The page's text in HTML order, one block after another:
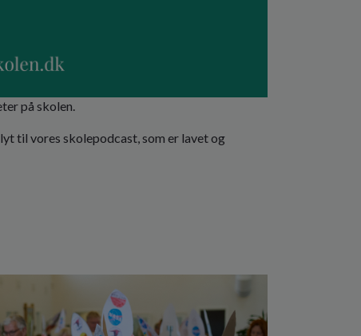
på skolen.
til vores skolepodcast, som er lavet og